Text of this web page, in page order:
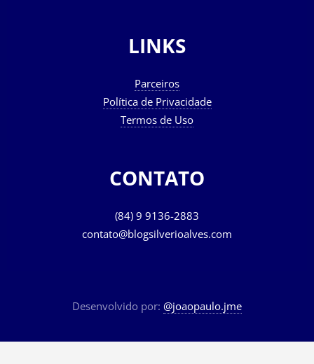
LINKS
Parceiros
Política de Privacidade
Termos de Uso
CONTATO
(84) 9 9136-2883
contato@blogsilverioalves.com
Desenvolvido por: @joaopaulo.jme